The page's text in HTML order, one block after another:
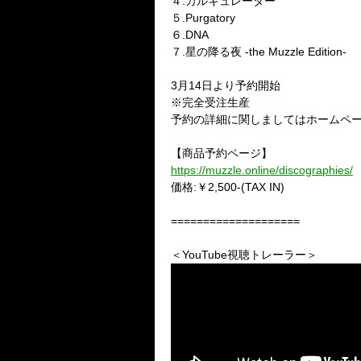
５.Purgatory
６.DNA
７.星の降る夜 -the Muzzle Edition-
3月14日より予約開始
※完全受注生産
予約の詳細に関しましてはホームペ
【商品予約ページ】
https://muzzle.online/discographies/
価格:￥2,500-(TAX IN)
====================
＜YouTube視聴トレーラー＞